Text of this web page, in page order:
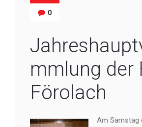
0
mmlung der
Förolach
Am Samstag